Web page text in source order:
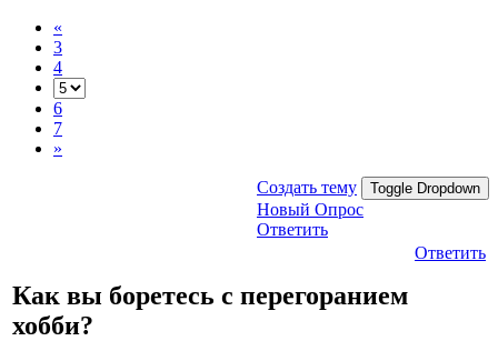
«
3
4
6
7
»
Создать тему Toggle Dropdown
Новый Опрос
Ответить
Ответить
Как вы боретесь с перегоранием
хобби?